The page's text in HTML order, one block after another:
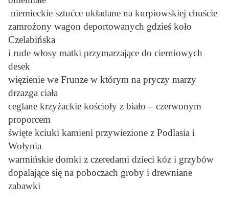
niemieckie sztućce układane na kurpiowskiej chuście
zamrożony wagon deportowanych gdzieś koło
Czelabińska
i rude włosy matki przymarzające do cierniowych
desek
więzienie we Frunze w którym na pryczy marzy
drzazga ciała
ceglane krzyżackie kościoły z biało – czerwonym
proporcem
święte kciuki kamieni przywiezione z Podlasia i
Wołynia
warmińskie domki z czeredami dzieci kóz i grzybów
dopalające się na poboczach groby i drewniane
zabawki